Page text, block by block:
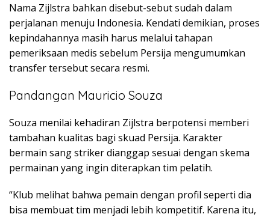
Nama Zijlstra bahkan disebut-sebut sudah dalam
perjalanan menuju Indonesia. Kendati demikian, proses
kepindahannya masih harus melalui tahapan
pemeriksaan medis sebelum Persija mengumumkan
transfer tersebut secara resmi.
Pandangan Mauricio Souza
Souza menilai kehadiran Zijlstra berpotensi memberi
tambahan kualitas bagi skuad Persija. Karakter
bermain sang striker dianggap sesuai dengan skema
permainan yang ingin diterapkan tim pelatih.
“Klub melihat bahwa pemain dengan profil seperti dia
bisa membuat tim menjadi lebih kompetitif. Karena itu,